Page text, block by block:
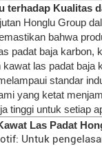
terhadap Kualitas
Honglu Group
bahwa
padat baja karbon,
las padat baja
standar
yang ketat
tinggi untuk setiap
Las Padat
Untuk